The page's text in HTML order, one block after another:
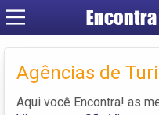
Encontra
Agências de
Aqui você Encontra! as